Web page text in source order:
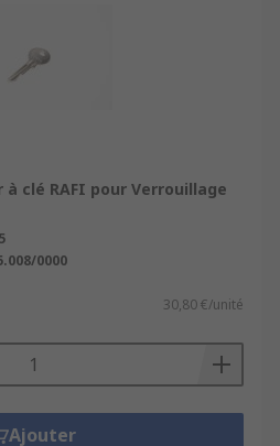
clé RAFI pour Verrouillage
0000
30,80 €/unité
Ajouter